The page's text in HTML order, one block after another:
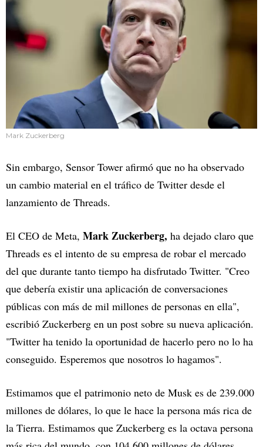
Mark Zuckerberg
Sin embargo, Sensor Tower afirmó que no ha observado
un cambio material en el tráfico de Twitter desde el
lanzamiento de Threads.
El CEO de Meta, Mark Zuckerberg, ha dejado claro que
Threads es el intento de su empresa de robar el mercado
del que durante tanto tiempo ha disfrutado Twitter. "Creo
que debería existir una aplicación de conversaciones
públicas con más de mil millones de personas en ella",
escribió Zuckerberg en un post sobre su nueva aplicación.
"Twitter ha tenido la oportunidad de hacerlo pero no lo ha
conseguido. Esperemos que nosotros lo hagamos".
Estimamos que el patrimonio neto de Musk es de 239.000
millones de dólares, lo que le hace la persona más rica de
la Tierra. Estimamos que Zuckerberg es la octava persona